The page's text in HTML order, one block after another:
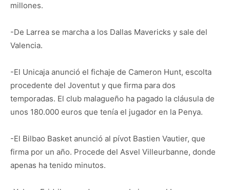
millones.
-De Larrea se marcha a los Dallas Mavericks y sale del
Valencia.
-El Unicaja anunció el fichaje de Cameron Hunt, escolta
procedente del Joventut y que firma para dos
temporadas. El club malagueño ha pagado la cláusula de
unos 180.000 euros que tenía el jugador en la Penya.
-El Bilbao Basket anunció al pívot Bastien Vautier, que
firma por un año. Procede del Asvel Villeurbanne, donde
apenas ha tenido minutos.